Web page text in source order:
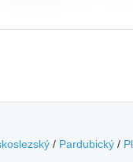
/ Pardubický /